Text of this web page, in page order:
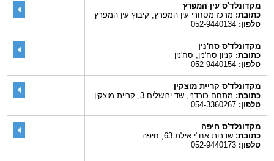
מקדונלד'ס עין המפרץ
כתובת:מרכז מסחרי עין המפרץ, קיבוץ עין המפרץ
טלפון:052-9440134
מקדונלד'ס סח'נין
כתובת:קניון סח'נין, סח'נין
טלפון:052-9440154
מקדונלד'ס קריית מוצקין
כתובת:מתחם כורדני, שד ירושלים 3, קריית מוצקין
טלפון:054-3360267
מקדונלד'ס חיפה
כתובת:שדרות אח"י אילת 63, חיפה
טלפון:052-9440173